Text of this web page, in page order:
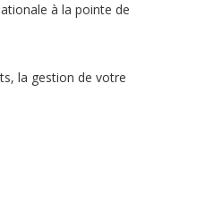
à la pointe de
la gestion de votre